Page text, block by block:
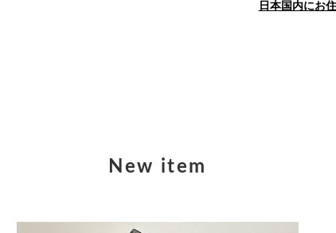
日本国内にお
New item